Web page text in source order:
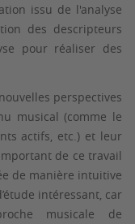
issu de l'analyse
des descripteurs
pour réaliser des
perspectives
musical (comme le
actifs, etc.) et leur
de ce travail
de manière intuitive
intéressant, car
musicale de